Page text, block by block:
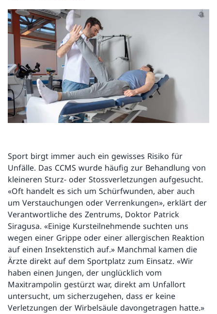
Sport birgt immer auch ein gewisses Risiko für
Unfälle. Das CCMS wurde häufig zur Behandlung von
kleineren Sturz- oder Stossverletzungen aufgesucht.
«Oft handelt es sich um Schürfwunden, aber auch
um Verstauchungen oder Verrenkungen», erklärt der
Verantwortliche des Zentrums, Doktor Patrick
Siragusa. «Einige Kursteilnehmende suchten uns
wegen einer Grippe oder einer allergischen Reaktion
auf einen Insektenstich auf.» Manchmal kamen die
Ärzte direkt auf dem Sportplatz zum Einsatz. «Wir
haben einen Jungen, der unglücklich vom
Maxitrampolin gestürzt war, direkt am Unfallort
untersucht, um sicherzugehen, dass er keine
Verletzungen der Wirbelsäule davongetragen hatte.»